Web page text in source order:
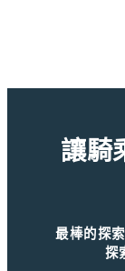
讓騎
最棒的探
探